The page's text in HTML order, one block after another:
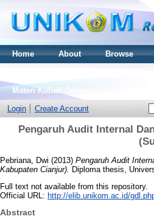
Home About Browse
Materi Kuliah Online
Login
Create Account
Pengaruh Audit Internal
Pebriana, Dwi (2013) Pengaruh Audit
Kabupaten Cianjur).
Diploma thesis,
Full text not available from this repository.
Official URL: http://elib.unikom.ac.id/
Abstract